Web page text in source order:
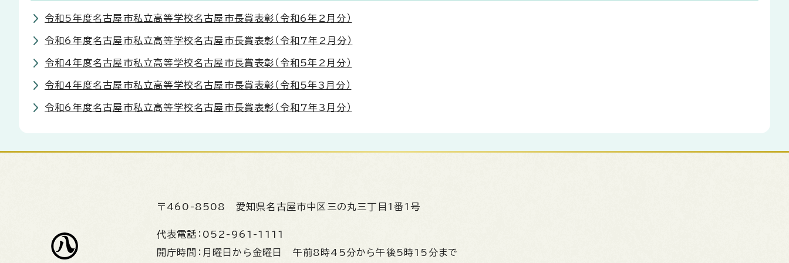
令和5年度名古屋市私立高等学校名古屋市長賞表彰（令和6年2月分）
令和6年度名古屋市私立高等学校名古屋市長賞表彰（令和7年2月分）
令和4年度名古屋市私立高等学校名古屋市長賞表彰（令和5年2月分）
令和4年度名古屋市私立高等学校名古屋市長賞表彰（令和5年3月分）
令和6年度名古屋市私立高等学校名古屋市長賞表彰（令和7年3月分）
〒460-8508 愛知県名古屋市中区三の丸三丁目1番1号
代表電話： 052-961-1111
開庁時間： 月曜日から金曜日 午前8時45分から午後5時15分まで